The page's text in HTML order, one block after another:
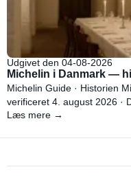
Udgivet den 04-08-2026
Michelin i Danmark —
Michelin Guide · Historien
verificeret 4. august 2026 ·
Læs mere →